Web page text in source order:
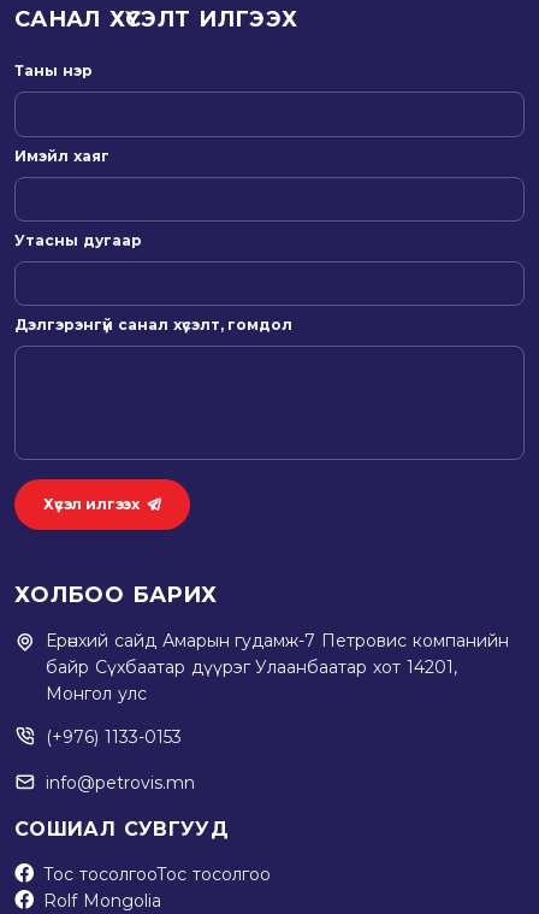
САНАЛ ХҮСЭЛТ ИЛГЭЭХ
Таны нэр
Имэйл хаяг
Утасны дугаар
Дэлгэрэнгүй санал хүсэлт, гомдол
Хүсэл илгээх
ХОЛБОО БАРИХ
Ерөнхий сайд Амарын гудамж-7 Петровис компанийн
байр Сүхбаатар дүүрэг Улаанбаатар хот 14201,
Монгол улс
(+976) 1133-0153
info@petrovis.mn
СОШИАЛ СУВГУУД
Тос тосолгооТос тосолгоо
Rolf Mongolia